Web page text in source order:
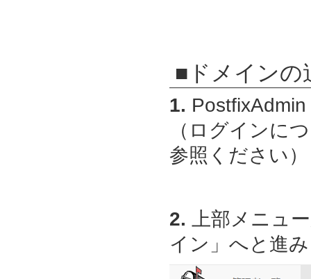
■ドメインの
1. PostfixAdmin
（ログインに
参照ください）
2. 上部メニュ
イン」へと進